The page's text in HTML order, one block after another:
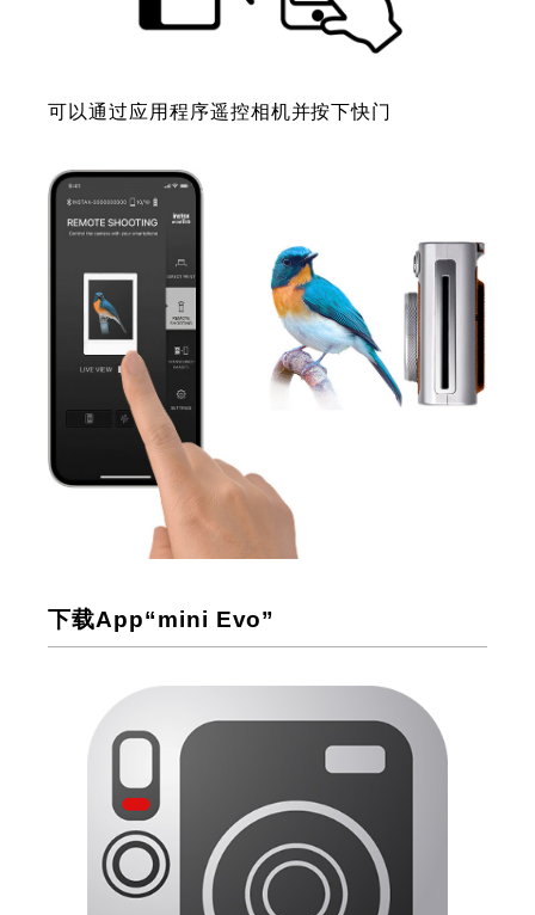
可以通过应用程序遥控相机并按下快门
下载App“mini Evo”